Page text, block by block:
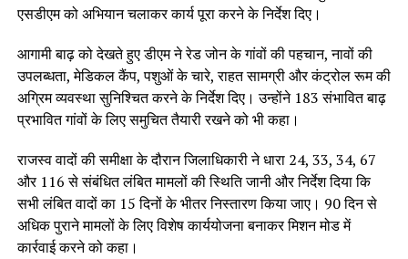
एसडीएम को अभियान चलाकर कार्य पूरा करने के निर्देश दिए।
आगामी बाढ़ को देखते हुए डीएम ने रेड जोन के गांवों की पहचान, नावों की
उपलब्धता, मेडिकल कैंप, पशुओं के चारे, राहत सामग्री और कंट्रोल रूम की
अग्रिम व्यवस्था सुनिश्चित करने के निर्देश दिए। उन्होंने 183 संभावित बाढ़
प्रभावित गांवों के लिए समुचित तैयारी रखने को भी कहा।
राजस्व वादों की समीक्षा के दौरान जिलाधिकारी ने धारा 24, 33, 34, 67
और 116 से संबंधित लंबित मामलों की स्थिति जानी और निर्देश दिया कि
सभी लंबित वादों का 15 दिनों के भीतर निस्तारण किया जाए। 90 दिन से
अधिक पुराने मामलों के लिए विशेष कार्ययोजना बनाकर मिशन मोड में
कार्रवाई करने को कहा।